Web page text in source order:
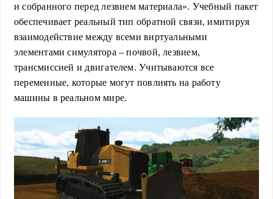
и собранного перед лезвием материала». Учебный пакет
обеспечивает реальный тип обратной связи, имитируя
взаимодействие между всеми виртуальными
элементами симулятора – почвой, лезвием,
трансмиссией и двигателем. Учитываются все
переменные, которые могут повлиять на работу
машины в реальном мире.